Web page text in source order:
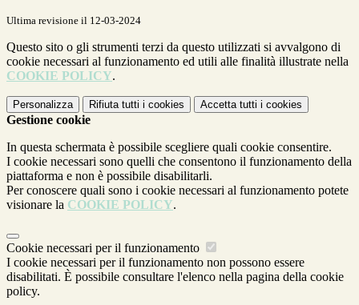
Ultima revisione il 12-03-2024
Questo sito o gli strumenti terzi da questo utilizzati si avvalgono di
cookie necessari al funzionamento ed utili alle finalità illustrate nella
COOKIE POLICY.
Personalizza Rifiuta tutti i cookies Accetta tutti i cookies
Gestione cookie
In questa schermata è possibile scegliere quali cookie consentire.
I cookie necessari sono quelli che consentono il funzionamento della
piattaforma e non è possibile disabilitarli.
Per conoscere quali sono i cookie necessari al funzionamento potete
visionare la COOKIE POLICY.
Cookie necessari per il funzionamento
I cookie necessari per il funzionamento non possono essere
disabilitati. È possibile consultare l'elenco nella pagina della cookie
policy.